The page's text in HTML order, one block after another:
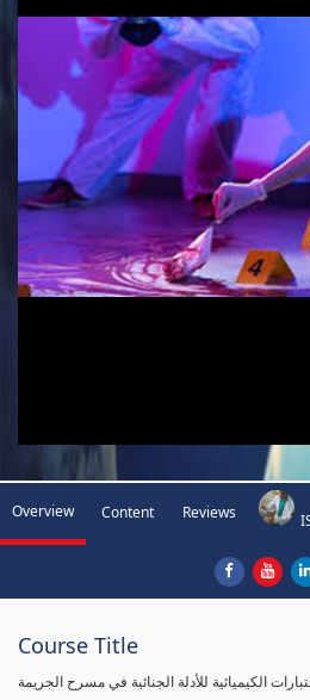
Overview Content Reviews
Course Title
الكيميائية للأدلة الجنائية في مسرح الجريمة